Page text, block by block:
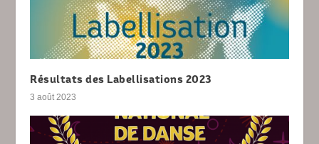
Résultats des Labellisations 2023
3 août 2023